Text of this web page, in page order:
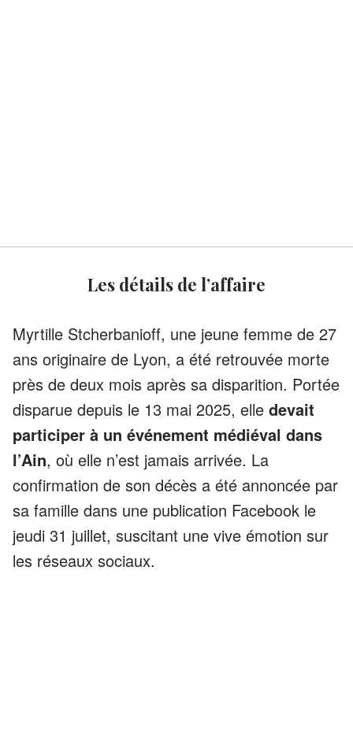
Les détails de l’affaire
Myrtille Stcherbanioff, une jeune femme de 27
ans originaire de Lyon, a été retrouvée morte
près de deux mois après sa disparition. Portée
disparue depuis le 13 mai 2025, elle devait
participer à un événement médiéval dans
l’Ain, où elle n’est jamais arrivée. La
confirmation de son décès a été annoncée par
sa famille dans une publication Facebook le
jeudi 31 juillet, suscitant une vive émotion sur
les réseaux sociaux.